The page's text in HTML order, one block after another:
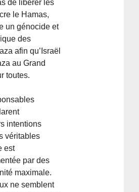
de libérer les
le Hamas,
un génocide et
des
afin qu’Israël
au Grand
toutes.
intentions
véritables
est
par des
maximale.
ne semblent